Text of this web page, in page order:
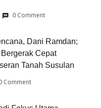
0 Comment
Dani Ramdan;
Cepat
Tanah Susulan
Comment